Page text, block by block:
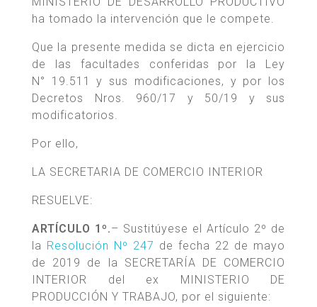
ha tomado la intervención que le compete.
Que la presente medida se dicta en ejercicio
de las facultades conferidas por la Ley
N° 19.511 y sus modificaciones, y por los
Decretos Nros. 960/17 y 50/19 y sus
modificatorios.
Por ello,
LA SECRETARIA DE COMERCIO INTERIOR
RESUELVE:
ARTÍCULO 1º.– Sustitúyese el Artículo 2º de
la Resolución Nº 247 de fecha 22 de mayo
de 2019 de la SECRETARÍA DE COMERCIO
INTERIOR del ex MINISTERIO DE
PRODUCCIÓN Y TRABAJO, por el siguiente: